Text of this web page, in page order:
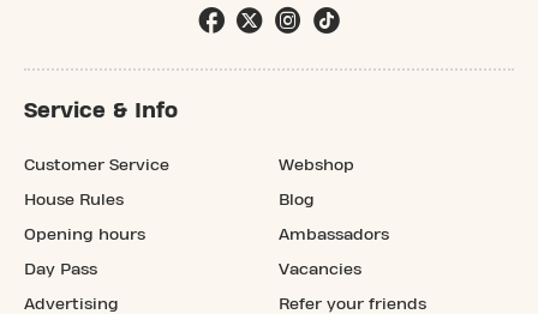
Service & Info
Customer Service
House Rules
Opening hours
Day Pass
Advertising
Webshop
Blog
Ambassadors
Vacancies
Refer your friends